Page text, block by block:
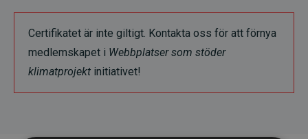
Certifikatet är inte giltigt. Kontakta oss för att förnya
medlemskapet i Webbplatser som stöder
klimatprojekt initiativet!